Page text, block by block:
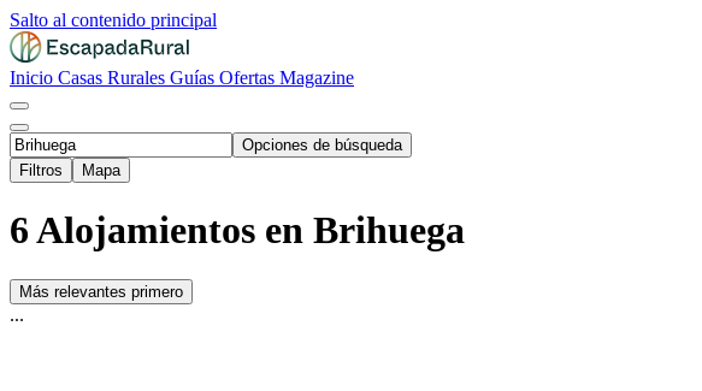
Salto al contenido principal
Inicio Casas Rurales Guías Ofertas Magazine
Opciones de búsqueda
Filtros
Mapa
6 Alojamientos en Brihuega
Más relevantes primero
...